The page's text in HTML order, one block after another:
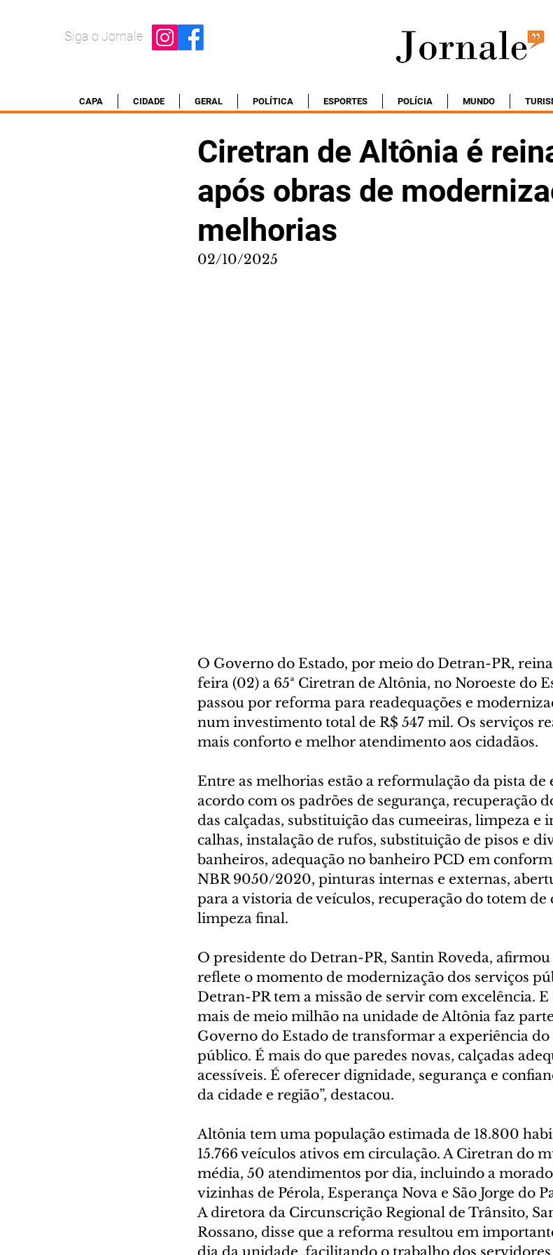
Siga o Jornale
CAPA CIDADE GERAL POLÍTICA ESPORTES POLÍCIA MUNDO
Ciretran de Altônia é
após obras de
melhorias
02/10/2025
O Governo do Estado, por meio do Detran-PR,
feira (02) a 65ª Ciretran de Altônia, no Noroeste do
passou por reforma para readequações e
num investimento total de R$ 547 mil. Os serviços
mais conforto e melhor atendimento aos cidadãos.
Entre as melhorias estão a reformulação da pista de
acordo com os padrões de segurança, recuperação
das calçadas, substituição das cumeeiras, limpeza e
calhas, instalação de rufos, substituição de pisos e
banheiros, adequação no banheiro PCD em
NBR 9050/2020, pinturas internas e externas,
para a vistoria de veículos, recuperação do totem de
limpeza final.
O presidente do Detran-PR, Santin Roveda,
reflete o momento de modernização dos serviços
Detran-PR tem a missão de servir com excelência.
mais de meio milhão na unidade de Altônia faz
Governo do Estado de transformar a experiência
público. É mais do que paredes novas, calçadas
acessíveis. É oferecer dignidade, segurança e
da cidade e região”, destacou.
Altônia tem uma população estimada de 18.800
15.766 veículos ativos em circulação. A Ciretran do
média, 50 atendimentos por dia, incluindo a
vizinhas de Pérola, Esperança Nova e São Jorge do
A diretora da Circunscrição Regional de Trânsito,
Rossano, disse que a reforma resultou em